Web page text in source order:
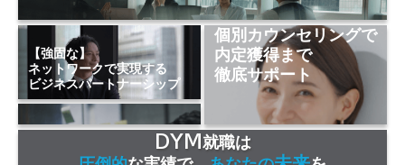
【強固な】
ネットワークで実現する
ビジネスパートナーシップ
個別カウンセリングで
内定獲得まで
徹底サポート
DYM 就職は